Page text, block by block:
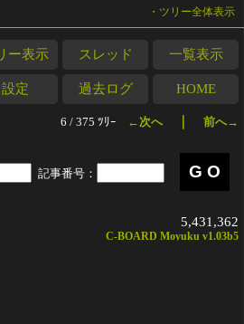
・ツリー全体表示
ー表示 スレッド 一覧表示
設定 過去ログ HOME
6 / 375 ﾂﾘｰ ←次へ｜ 前へ→
記事番号：
5,431,362
C-BOARD Moyuku v1.03b5